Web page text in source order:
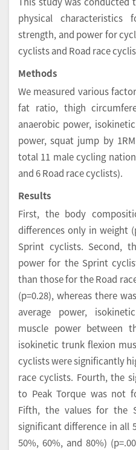
physical characteristics
strength, and power for
cyclists and Road race
Methods
We measured various
fat ratio, thigh
anaerobic power,
power, squat jump by
total 11 male cycling
and 6 Road race cyclists).
Results
First, the body
differences only in weight
Sprint cyclists. Second,
power for the Sprint
than those for the Road
(p=0.28), whereas there
average power,
muscle power between
isokinetic trunk flexion
cyclists were significantly
race cyclists. Fourth, the
to Peak Torque was not
Fifth, the values for the
significant difference in all
50%, 60%, and 80%)